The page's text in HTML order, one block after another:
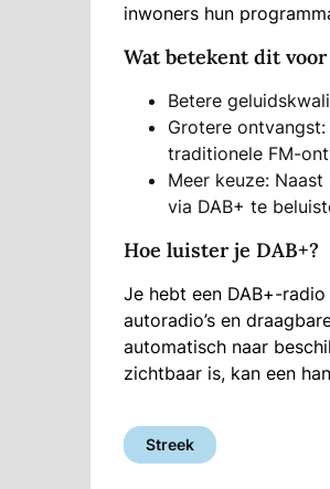
inwoners hun
Wat betekent dit voor
Betere
Grotere
traditionele FM-
Meer keuze:
via DAB+ te
Hoe luister je DAB+?
Je hebt een DAB+-
autoradio’s en
automatisch naar
zichtbaar is, kan een
Streek